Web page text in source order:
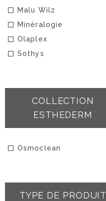
Malu Wilz
Minéralogie
Olaplex
Sothys
COLLECTION
ESTHEDERM
Osmoclean
TYPE DE PRODUIT